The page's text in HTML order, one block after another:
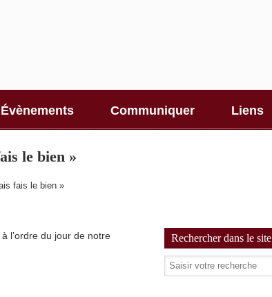
Évènements Communiquer Liens
le bien »
fais le bien »
l’ordre du jour de notre
Rechercher dans le site